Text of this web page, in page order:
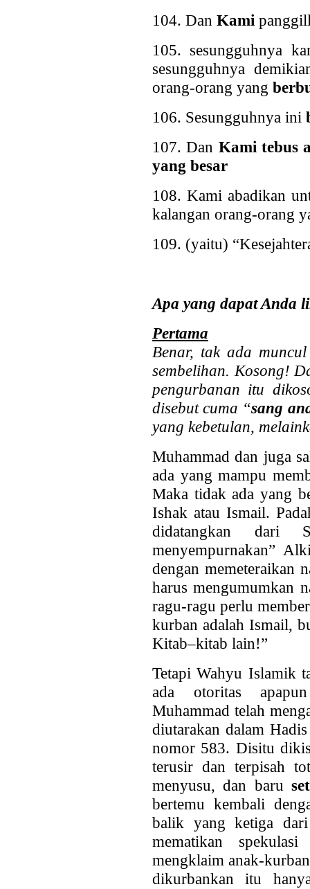
104. Dan Kami
105. sesungguhnya
sesungguhnya
orang-orang yang
106. Sesungguhnya ini
107. Dan Kami tebus
yang besar
108. Kami abadikan
kalangan orang-orang
109. (yaitu)
Apa yang dapat Anda
Pertama
Benar, tak ada
sembelihan. Kosong!
pengurbanan itu
disebut cuma “sang
yang kebetulan,
Muhammad dan juga
ada yang mampu
Maka tidak ada yang
Ishak atau Ismail.
didatangkan dari
menyempurnakan”
dengan memeteraikan
harus mengumumkan
ragu-ragu perlu
kurban adalah Ismail,
Kitab–kitab lain!”
Tetapi Wahyu Islamik
ada otoritas
Muhammad telah
diutarakan dalam
nomor 583. Disitu
terusir dan terpisah
menyusu, dan baru
bertemu kembali
balik yang ketiga
mematikan
mengklaim anak-
dikurbankan itu